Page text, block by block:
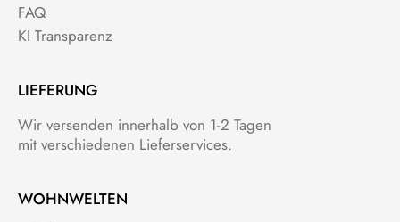
FAQ
KI Transparenz
LIEFERUNG
Wir versenden innerhalb von 1-2 Tagen
mit verschiedenen Lieferservices.
WOHNWELTEN